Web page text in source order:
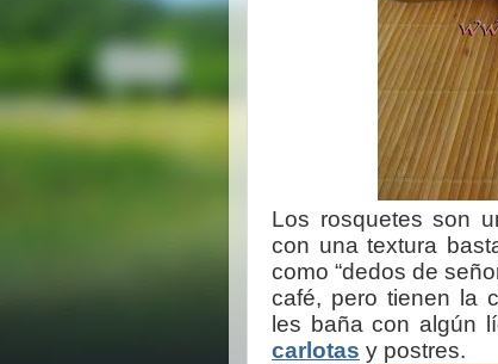
Los rosquetes son
con una textura
como “dedos de
café, pero tienen la
les baña con algún
carlotas y postres.